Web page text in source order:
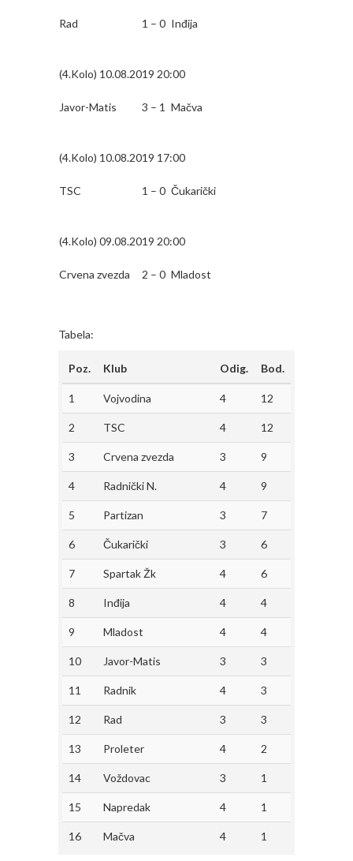
Rad 1 – 0 Inđija
(4.Kolo) 10.08.2019 20:00
Javor-Matis 3 – 1 Mačva
(4.Kolo) 10.08.2019 17:00
TSC 1 – 0 Čukarički
(4.Kolo) 09.08.2019 20:00
Crvena zvezda 2 – 0 Mladost
Tabela:
Poz. Klub Odig. Bod.
1 Vojvodina 4 12
2 TSC 4 12
3 Crvena zvezda 3 9
4 Radnički N. 4 9
5 Partizan 3 7
6 Čukarički 3 6
7 Spartak Žk 4 6
8 Inđija 4 4
9 Mladost 4 4
10 Javor-Matis 3 3
11 Radnik 4 3
12 Rad 3 3
13 Proleter 4 2
14 Voždovac 3 1
15 Napredak 4 1
16 Mačva 4 1